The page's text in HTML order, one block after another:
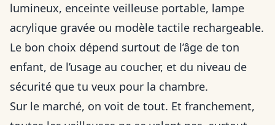
lumineux, enceinte veilleuse portable, lampe
acrylique gravée ou modèle tactile rechargeable.
Le bon choix dépend surtout de l’âge de ton
enfant, de l’usage au coucher, et du niveau de
sécurité que tu veux pour la chambre.
Sur le marché, on voit de tout. Et franchement,